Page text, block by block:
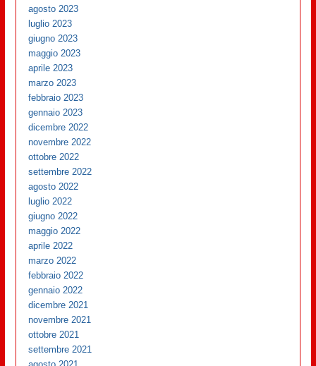
agosto 2023
luglio 2023
giugno 2023
maggio 2023
aprile 2023
marzo 2023
febbraio 2023
gennaio 2023
dicembre 2022
novembre 2022
ottobre 2022
settembre 2022
agosto 2022
luglio 2022
giugno 2022
maggio 2022
aprile 2022
marzo 2022
febbraio 2022
gennaio 2022
dicembre 2021
novembre 2021
ottobre 2021
settembre 2021